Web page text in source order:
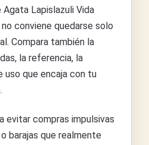
Agata Lapislazuli Vida
conviene quedarse solo
Compara también la
la referencia, la
que encaja con tu
evitar compras impulsivas
barajas que realmente